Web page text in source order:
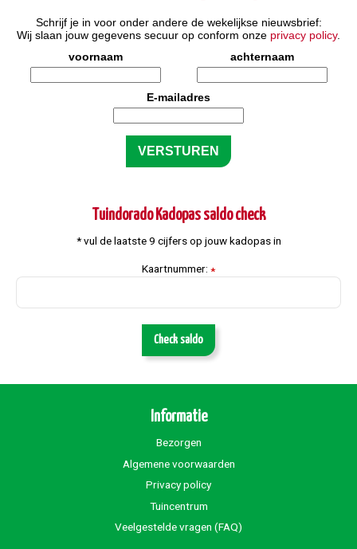
Schrijf je in voor onder andere de wekelijkse nieuwsbrief:
Wij slaan jouw gegevens secuur op conform onze privacy policy.
voornaam
achternaam
E-mailadres
Tuindorado Kadopas saldo check
* vul de laatste 9 cijfers op jouw kadopas in
Kaartnummer: *
Check saldo
Informatie
Bezorgen
Algemene voorwaarden
Privacy policy
Tuincentrum
Veelgestelde vragen (FAQ)